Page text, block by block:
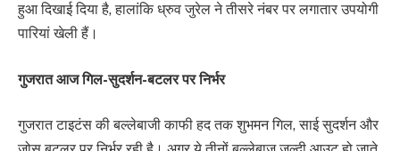
हुआ दिखाई दिया है, हालांकि ध्रुव जुरेल ने तीसरे नंबर पर लगातार उपयोगी
पारियां खेली हैं।
गुजरात आज गिल-सुदर्शन-बटलर पर निर्भर
गुजरात टाइटंस की बल्लेबाजी काफी हद तक शुभमन गिल, साई सुदर्शन और